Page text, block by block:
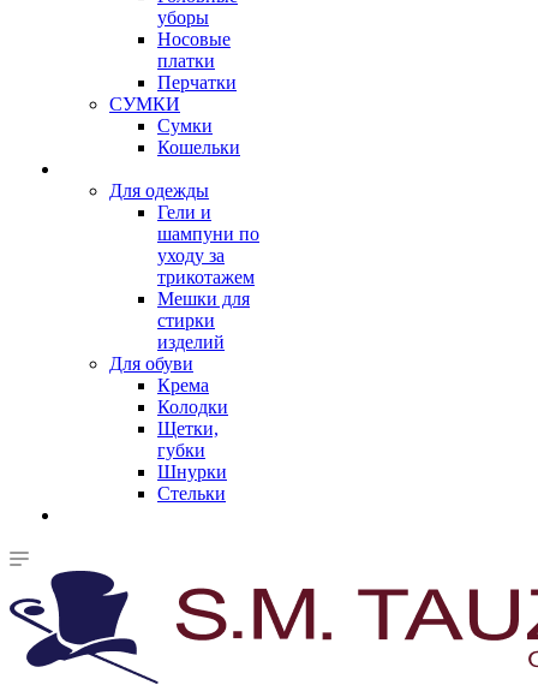
уборы
Носовые
платки
Перчатки
СУМКИ
Сумки
Кошельки
Для одежды
Гели и
шампуни по
уходу за
трикотажем
Мешки для
стирки
изделий
Для обуви
Крема
Колодки
Щетки,
губки
Шнурки
Стельки